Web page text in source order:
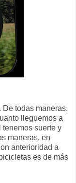
. De todas maneras,
lleguemos a
suerte y
maneras, en
anterioridad a
es de más